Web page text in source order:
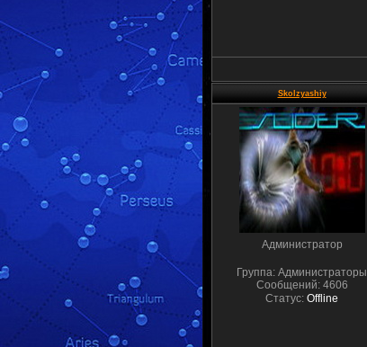
Skolzyashiy
Администратор
Группа: Администраторы
Сообщений: 4606
Статус: Offline